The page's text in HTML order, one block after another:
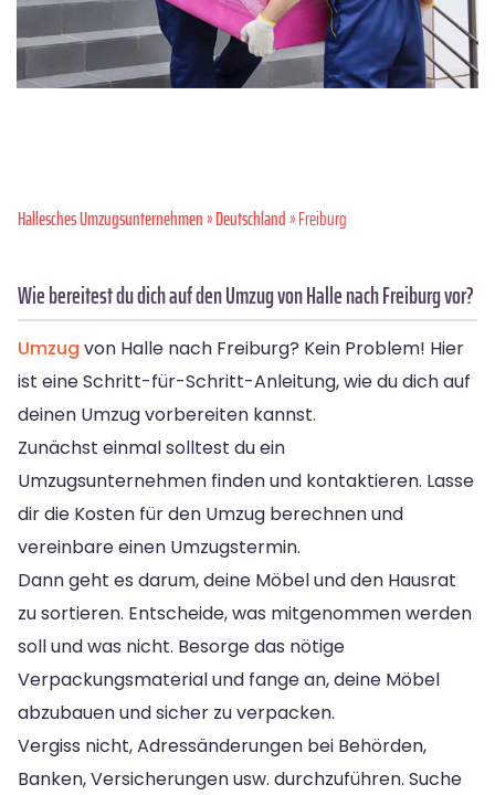
Hallesches Umzugsunternehmen»Deutschland» Freiburg
Wie bereitest du dich auf den Umzug von Halle nach Freiburg vor?
Umzug von Halle nach Freiburg? Kein Problem! Hier
ist eine Schritt-für-Schritt-Anleitung, wie du dich auf
deinen Umzug vorbereiten kannst.
Zunächst einmal solltest du ein
Umzugsunternehmen finden und kontaktieren. Lasse
dir die Kosten für den Umzug berechnen und
vereinbare einen Umzugstermin.
Dann geht es darum, deine Möbel und den Hausrat
zu sortieren. Entscheide, was mitgenommen werden
soll und was nicht. Besorge das nötige
Verpackungsmaterial und fange an, deine Möbel
abzubauen und sicher zu verpacken.
Vergiss nicht, Adressänderungen bei Behörden,
Banken, Versicherungen usw. durchzuführen. Suche